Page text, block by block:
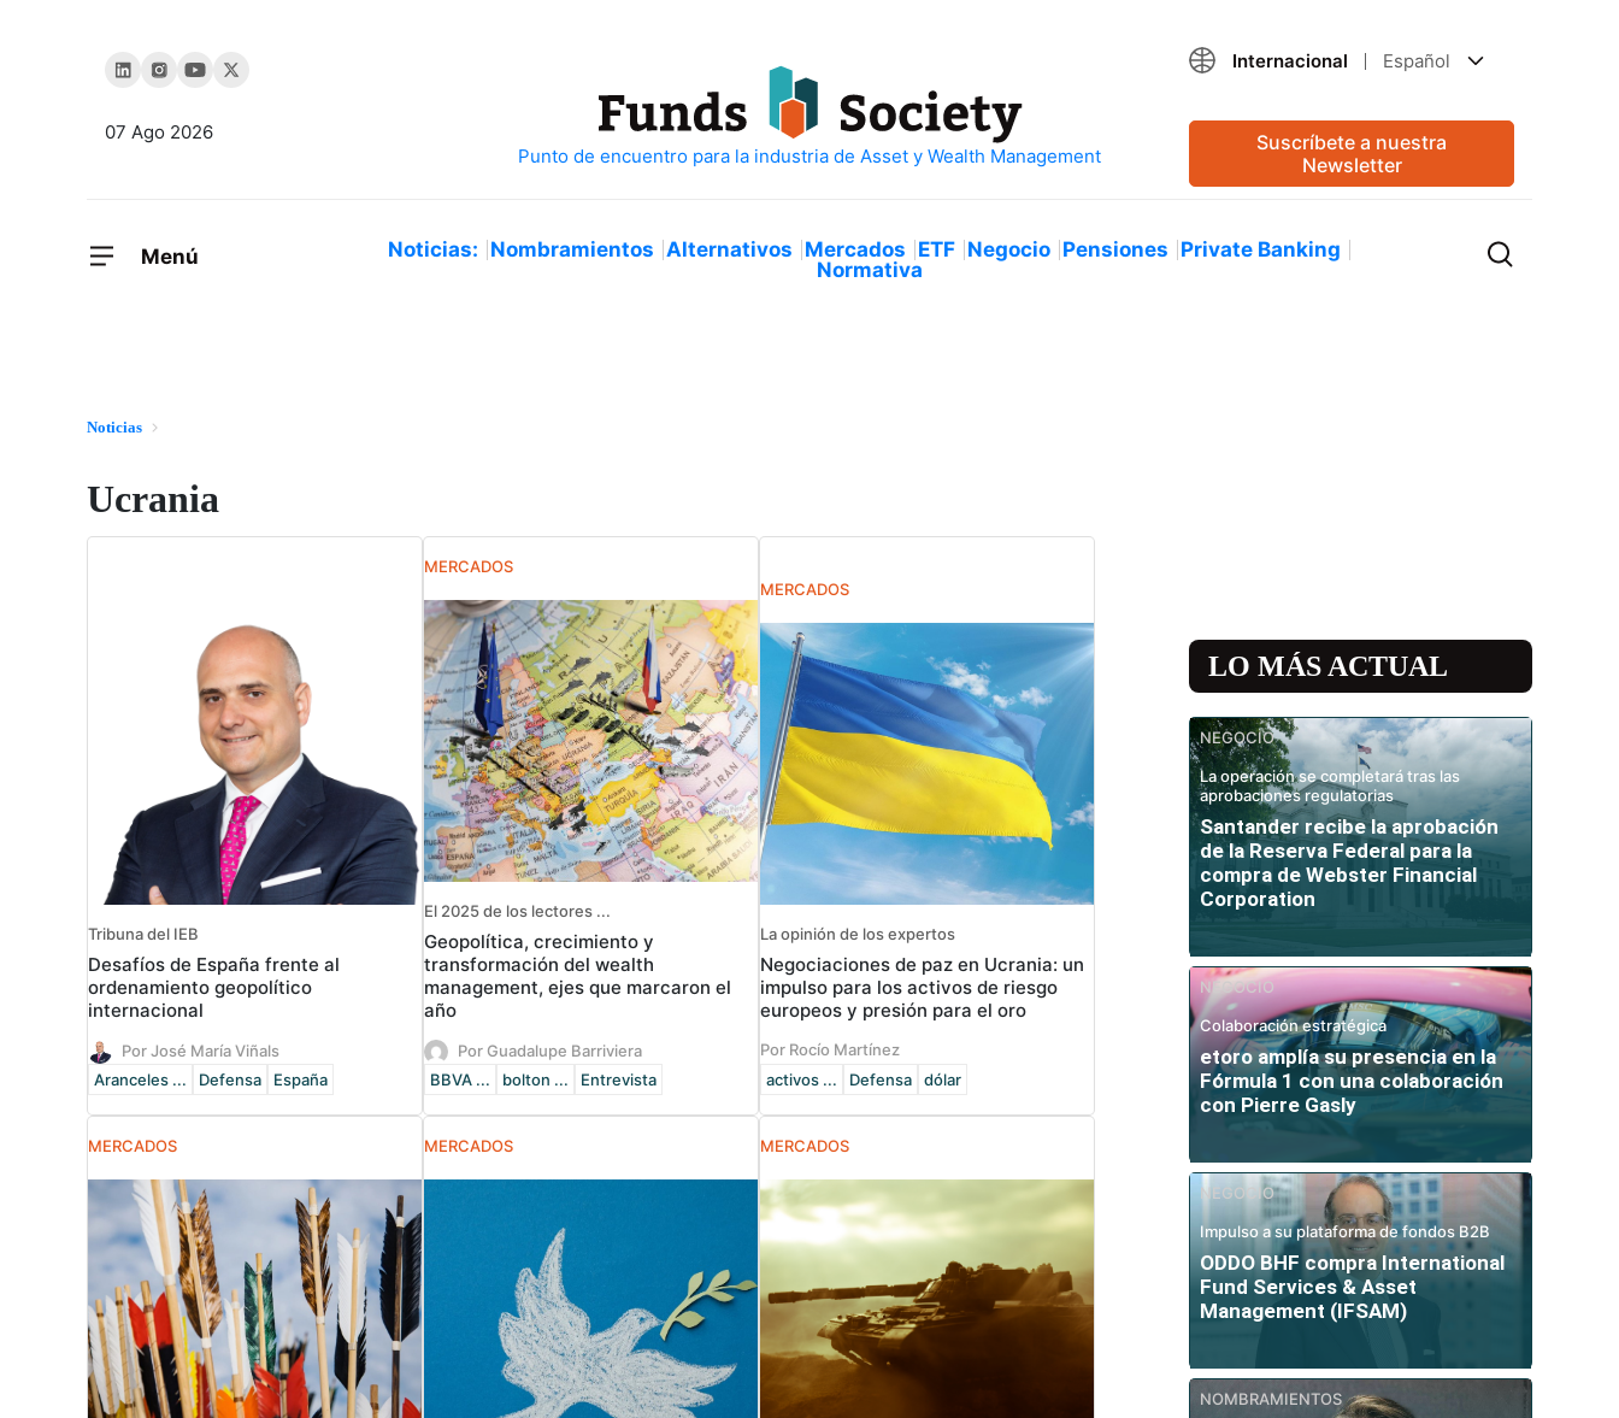
07 Ago 2026
Internacional Español
Suscríbete a nuestra
Newsletter
Menú Noticias: Nombramientos Alternativos Mercados ETF Negocio Pensiones Private Banking
Normativa
Noticias
Ucrania
Tribuna del IEB
Desafíos de España frente al
ordenamiento geopolítico
internacional
Por José María Viñals
Aranceles ...
Defensa España
MERCADOS
El 2025 de los lectores ...
Geopolítica, crecimiento y
transformación del wealth
management, ejes que marcaron el
año
Por Guadalupe Barriviera
BBVA ...
bolton ... Entrevista
MERCADOS
La opinión de los expertos
Negociaciones de paz en Ucrania: un
impulso para los activos de riesgo
europeos y presión para el oro
Por Rocío Martínez
activos ...
Defensa dólar
MERCADOS MERCADOS MERCADOS
LO MÁS ACTUAL
NEGOCIO
La operación se completará tras las
aprobaciones regulatorias
Santander recibe la aprobación
de la Reserva Federal para la
compra de Webster Financial
Corporation
NEGOCIO
Colaboración estratégica
etoro amplía su presencia en la
Fórmula 1 con una colaboración
con Pierre Gasly
NEGOCIO
Impulso a su plataforma de fondos B2B
ODDO BHF compra International
Fund Services & Asset
Management (IFSAM)
NOMBRAMIENTOS